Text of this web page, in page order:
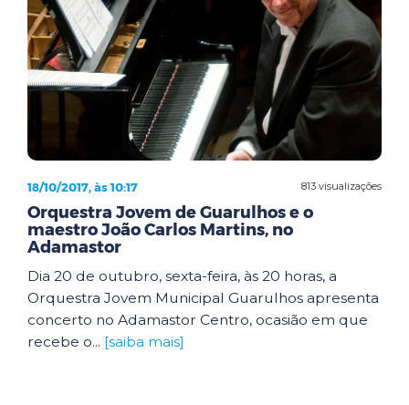
813 visualizações
18/10/2017, às 10:17
Orquestra Jovem de Guarulhos e o
maestro João Carlos Martins, no
Adamastor
Dia 20 de outubro, sexta-feira, às 20 horas, a
Orquestra Jovem Municipal Guarulhos apresenta
concerto no Adamastor Centro, ocasião em que
recebe o... [saiba mais]